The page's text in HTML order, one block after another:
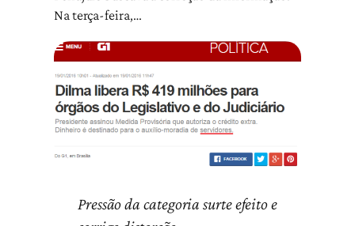
Na terça-feira,…
Pressão da categoria surte efeito e